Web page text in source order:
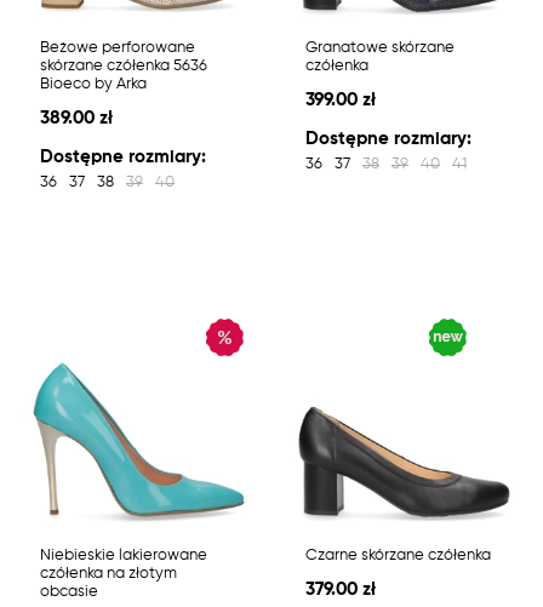
Beżowe perforowane
skórzane czółenka 5636
Bioeco by Arka
389.00 zł
Dostępne rozmiary:
36 37 38 39 40
Granatowe skórzane
czółenka
399.00 zł
Dostępne rozmiary:
36 37 38 39 40 41
Niebieskie lakierowane
czółenka na złotym
obcasie
Czarne skórzane czółenka
379.00 zł